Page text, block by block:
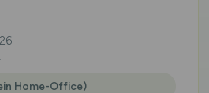
Home-Office)